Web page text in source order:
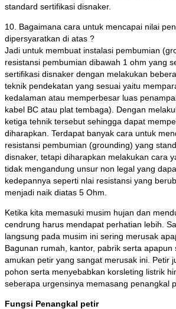
standard sertifikasi disnaker.
10. Bagaimana cara untuk mencapai nilai
dipersyaratkan di atas ?
Jadi untuk membuat instalasi pembumian
resistansi pembumian dibawah 1 ohm yang
sertifikasi disnaker dengan melakukan
teknik pendekatan yang sesuai yaitu
kedalaman atau memperbesar luas
kabel BC atau plat tembaga). Dengan
ketiga tehnik tersebut sehingga dapat
diharapkan. Terdapat banyak cara untuk
resistansi pembumian (grounding) yang
disnaker, tetapi diharapkan melakukan cara
tidak mengandung unsur non legal yang
kedepannya seperti nlai resistansi yang
menjadi naik diatas 5 Ohm.
Ketika kita memasuki musim hujan dan
cendrung harus mendapat perhatian lebih.
langsung pada musim ini sering merusak
Bagunan rumah, kantor, pabrik serta apapun
amukan petir yang sangat merusak ini. Petir
pohon serta menyebabkan korsleting listrik
seberapa urgensinya memasang penangkal
Fungsi Penangkal petir